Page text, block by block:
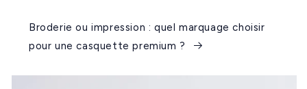
Broderie ou impression : quel marquage choisir
pour une casquette premium ?